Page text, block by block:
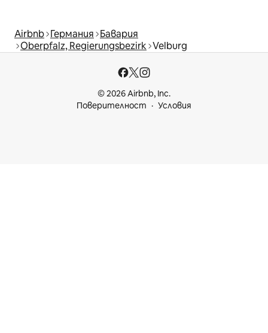
Airbnb Германия Бавария
Oberpfalz, Regierungsbezirk Velburg
© 2026 Airbnb, Inc.
Поверителност
Условия